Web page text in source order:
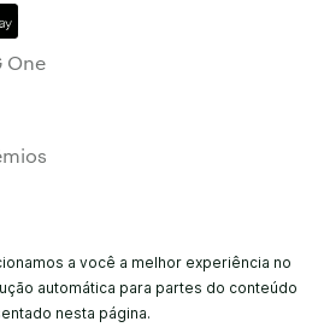
One
a você a melhor experiência no
automática para partes do conteúdo
nesta página.